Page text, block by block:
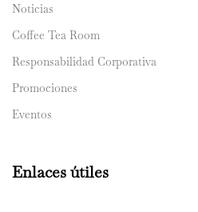
Noticias
Coffee Tea Room
Responsabilidad Corporativa
Promociones
Eventos
Enlaces útiles